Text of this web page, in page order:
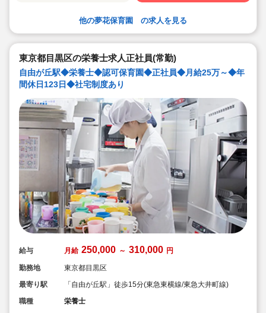
他の夢花保育園 の求人を見る
東京都目黒区の栄養士求人正社員(常勤)
自由が丘駅◆栄養士◆認可保育園◆正社員◆月給25万～◆年
間休日123日◆社宅制度あり
給与 月給 250,000 ～ 310,000 円
勤務地
東京都目黒区
最寄り駅
「自由が丘駅」徒歩15分(東急東横線/東急大井町線)
職種
栄養士